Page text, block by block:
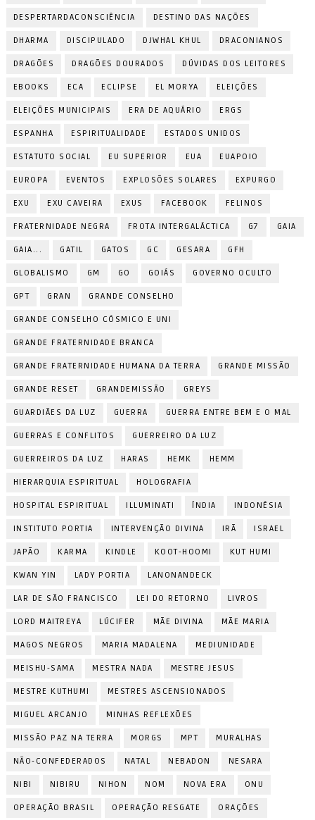
DESPERTARDACONSCIÊNCIA DESTINO DAS NAÇÕES
DHARMA DISCIPULADO DJWHAL KHUL DRACONIANOS
DRAGÕES DRAGÕES DOURADOS DÚVIDAS DOS LEITORES
EBOOKS ECA ECLIPSE EL MORYA ELEIÇÕES
ELEIÇÕES MUNICIPAIS ERA DE AQUÁRIO ERGS
ESPANHA ESPIRITUALIDADE ESTADOS UNIDOS
ESTATUTO SOCIAL EU SUPERIOR EUA EUAPOIO
EUROPA EVENTOS EXPLOSÕES SOLARES EXPURGO
EXU EXU CAVEIRA EXUS FACEBOOK FELINOS
FRATERNIDADE NEGRA FROTA INTERGALÁCTICA G7 GAIA
GAIA... GATIL GATOS GC GESARA GFH
GLOBALISMO GM GO GOIÁS GOVERNO OCULTO
GPT GRAN GRANDE CONSELHO
GRANDE CONSELHO CÓSMICO E UNI
GRANDE FRATERNIDADE BRANCA
GRANDE FRATERNIDADE HUMANA DA TERRA GRANDE MISSÃO
GRANDE RESET GRANDEMISSÃO GREYS
GUARDIÃES DA LUZ GUERRA GUERRA ENTRE BEM E O MAL
GUERRAS E CONFLITOS GUERREIRO DA LUZ
GUERREIROS DA LUZ HARAS HEMK HEMM
HIERARQUIA ESPIRITUAL HOLOGRAFIA
HOSPITAL ESPIRITUAL ILLUMINATI ÍNDIA INDONÉSIA
INSTITUTO PORTIA INTERVENÇÃO DIVINA IRÃ ISRAEL
JAPÃO KARMA KINDLE KOOT-HOOMI KUT HUMI
KWAN YIN LADY PORTIA LANONANDECK
LAR DE SÃO FRANCISCO LEI DO RETORNO LIVROS
LORD MAITREYA LÚCIFER MÃE DIVINA MÃE MARIA
MAGOS NEGROS MARIA MADALENA MEDIUNIDADE
MEISHU-SAMA MESTRA NADA MESTRE JESUS
MESTRE KUTHUMI MESTRES ASCENSIONADOS
MIGUEL ARCANJO MINHAS REFLEXÕES
MISSÃO PAZ NA TERRA MORGS MPT MURALHAS
NÃO-CONFEDERADOS NATAL NEBADON NESARA
NIBI NIBIRU NIHON NOM NOVA ERA ONU
OPERAÇÃO BRASIL OPERAÇÃO RESGATE ORAÇÕES